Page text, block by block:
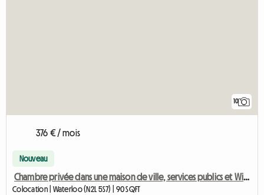
10
376 € / mois
Nouveau
Chambre privée dans une maison de ville, services publics et Wi-Fi inclus - long terme
Colocation | Waterloo (N2L 5S7) | 90 SQFT